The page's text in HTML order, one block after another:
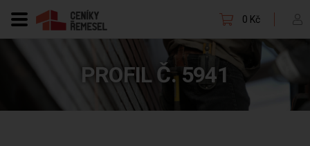
0 Kč
PROFIL Č. 5941